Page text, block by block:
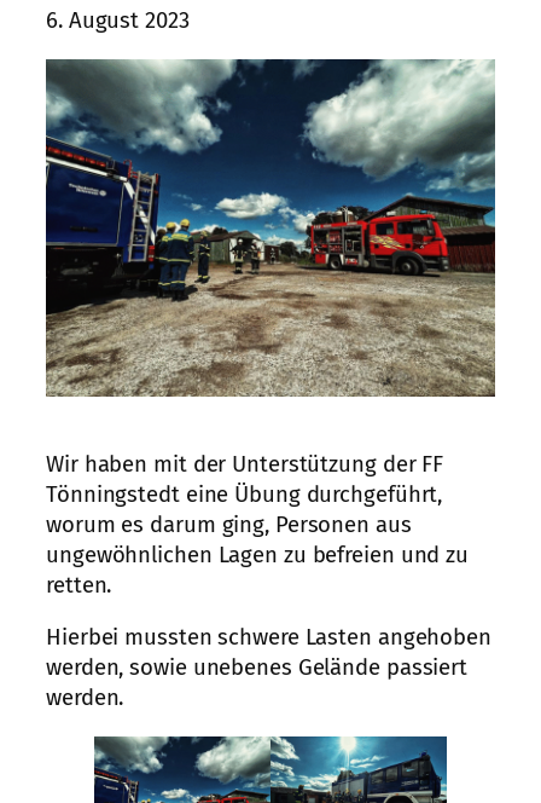
6. August 2023
Wir haben mit der Unterstützung der FF
Tönningstedt eine Übung durchgeführt,
worum es darum ging, Personen aus
ungewöhnlichen Lagen zu befreien und zu
retten.
Hierbei mussten schwere Lasten angehoben
werden, sowie unebenes Gelände passiert
werden.